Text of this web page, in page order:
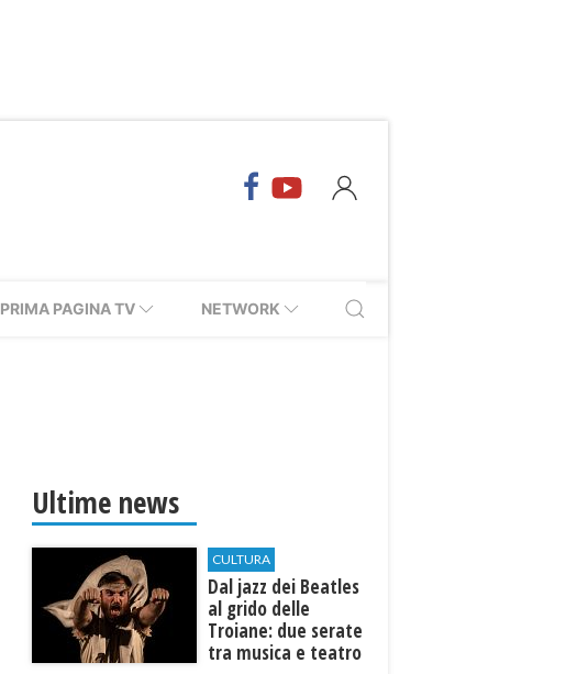
PRIMA PAGINA TV NETWORK
Ultime news
CULTURA
Dal jazz dei Beatles
al grido delle
Troiane: due serate
tra musica e teatro